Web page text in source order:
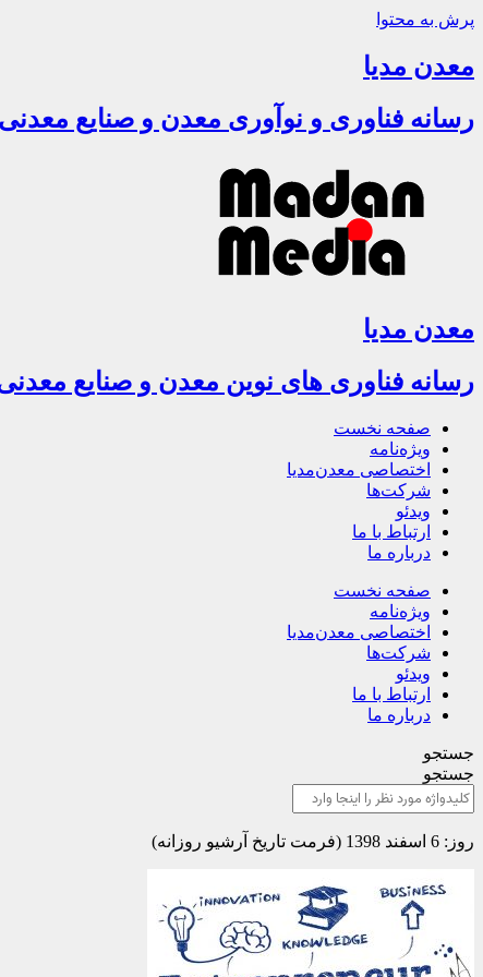
پرش به محتوا
معدن مدیا
رسانه فناوری و نوآوری معدن و صنایع معدنی
معدن مدیا
رسانه فناوری های نوین معدن و صنایع
صفحه نخست
ویژه‌نامه
اختصاصی معدن‌مدیا
شرکت‌ها
ویدئو
ارتباط با ما
درباره ما
صفحه نخست
ویژه‌نامه
اختصاصی معدن‌مدیا
شرکت‌ها
ویدئو
ارتباط با ما
درباره ما
جستجو
جستجو
روز: 6 اسفند 1398 (فرمت تاریخ آرشیو روزانه)